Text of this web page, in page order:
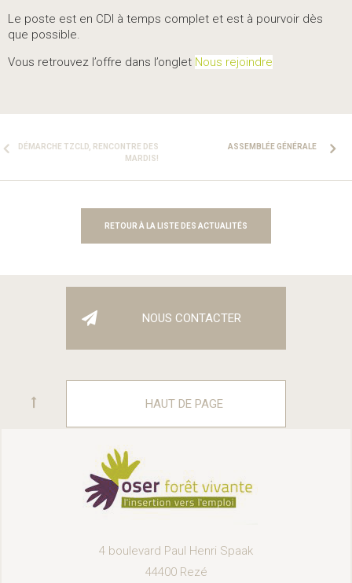
NOUS CONTACTER
Le poste est en CDI à temps complet et est à pourvoir dès
que possible.
Vous retrouvez l’offre dans l’onglet Nous rejoindre
DÉMARCHE TZCLD, RENCONTRE DES
MARDIS!
ASSEMBLÉE GÉNÉRALE
RETOUR À LA LISTE DES ACTUALITÉS
HAUT DE PAGE
4 boulevard Paul Henri Spaak
44400 Rezé